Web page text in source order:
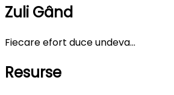
Zuli Gând
Fiecare efort duce undeva…
Resurse